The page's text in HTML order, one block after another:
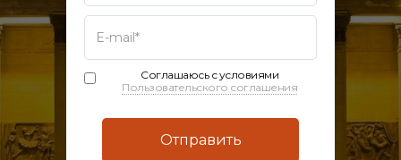
Соглашаюсь с условиями
Пользовательского соглашения